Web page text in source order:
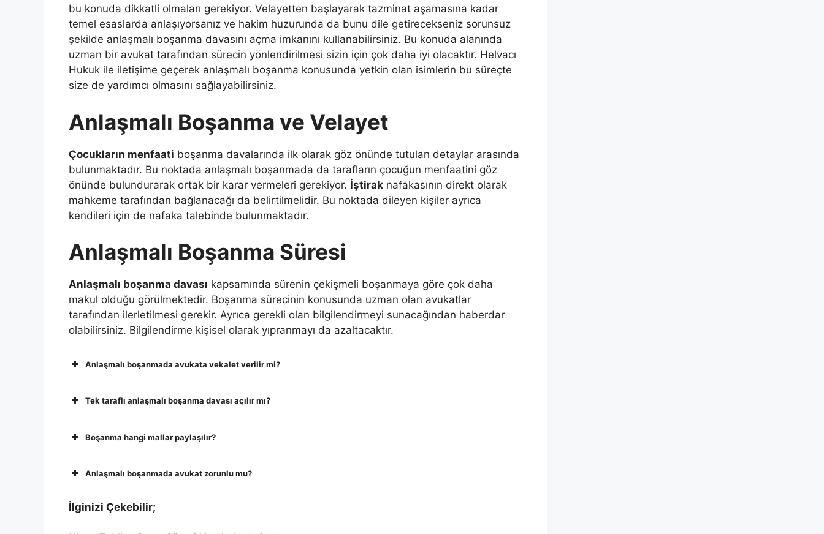
bu konuda dikkatli olmaları gerekiyor. Velayetten başlayarak tazminat aşamasına kadar
temel esaslarda anlaşıyorsanız ve hakim huzurunda da bunu dile getirecekseniz sorunsuz
şekilde anlaşmalı boşanma davasını açma imkanını kullanabilirsiniz. Bu konuda alanında
uzman bir avukat tarafından sürecin yönlendirilmesi sizin için çok daha iyi olacaktır. Helvacı
Hukuk ile iletişime geçerek anlaşmalı boşanma konusunda yetkin olan isimlerin bu süreçte
size de yardımcı olmasını sağlayabilirsiniz.
Anlaşmalı Boşanma ve Velayet
Çocukların menfaati boşanma davalarında ilk olarak göz önünde tutulan detaylar arasında
bulunmaktadır. Bu noktada anlaşmalı boşanmada da tarafların çocuğun menfaatini göz
önünde bulundurarak ortak bir karar vermeleri gerekiyor. İştirak nafakasının direkt olarak
mahkeme tarafından bağlanacağı da belirtilmelidir. Bu noktada dileyen kişiler ayrıca
kendileri için de nafaka talebinde bulunmaktadır.
Anlaşmalı Boşanma Süresi
Anlaşmalı boşanma davası kapsamında sürenin çekişmeli boşanmaya göre çok daha
makul olduğu görülmektedir. Boşanma sürecinin konusunda uzman olan avukatlar
tarafından ilerletilmesi gerekir. Ayrıca gerekli olan bilgilendirmeyi sunacağından haberdar
olabilirsiniz. Bilgilendirme kişisel olarak yıpranmayı da azaltacaktır.
Anlaşmalı boşanmada avukata vekalet verilir mi?
Tek taraflı anlaşmalı boşanma davası açılır mı?
Boşanma hangi mallar paylaşılır?
Anlaşmalı boşanmada avukat zorunlu mu?
İlginizi Çekebilir;